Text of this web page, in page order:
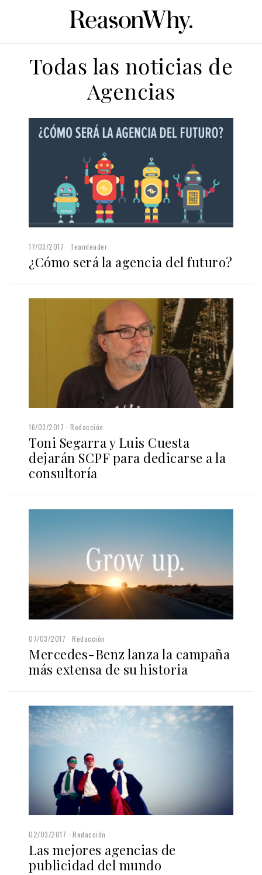
Todas las noticias de
Agencias
17/03/2017 Teamleader
¿Cómo será la agencia del futuro?
16/03/2017 Redacción
Toni Segarra y Luis Cuesta
dejarán SCPF para dedicarse a la
consultoría
07/03/2017 Redacción
Mercedes-Benz lanza la campaña
más extensa de su historia
02/03/2017 Redacción
Las mejores agencias de
publicidad del mundo